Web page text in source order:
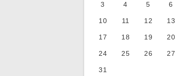
3 4 5 6
10 11 12 13
17 18 19 20
24 25 26 27
31